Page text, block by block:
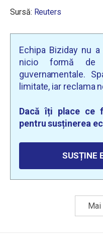
Sursă: Reuters
Echipa Biziday nu
nicio formă de
guvernamentale.
limitate, iar reclama
Dacă îți place ce
pentru susținerea
SUSȚINE
Mai